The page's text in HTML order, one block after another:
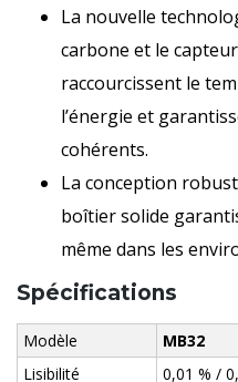
La nouvelle
carbone et le
raccourcissent le
l’énergie et
cohérents.
La conception
boîtier solide
même dans les
Spécifications
Modèle
MB32
Lisibilité
0,01 % /